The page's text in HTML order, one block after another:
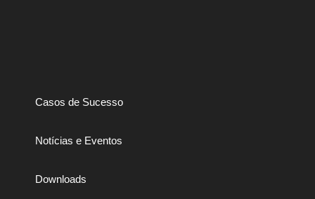
Casos de Sucesso
Notícias e Eventos
Downloads